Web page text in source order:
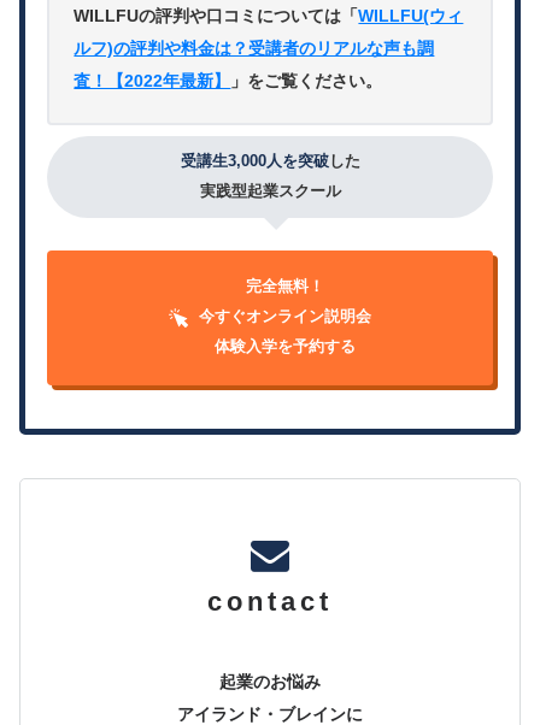
WILLFUの評判や口コミについては「WILLFU(ウィ
ルフ)の評判や料金は？受講者のリアルな声も調
査！【2022年最新】
」をご覧ください。
受講生3,000人を突破した
実践型起業スクール
完全無料！
今すぐオンライン説明会
体験入学を予約する
contact
起業のお悩み
アイランド・ブレインに